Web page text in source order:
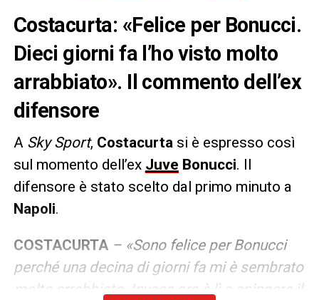
Costacurta: «Felice per Bonucci.
Dieci giorni fa l’ho visto molto
arrabbiato». Il commento dell’ex
difensore
A Sky Sport, Costacurta si è espresso così
sul momento dell’ex Juve Bonucci. Il
difensore è stato scelto dal primo minuto a
Napoli.
COSTACURTA – «Sono felice per Bonucci
perché una decina di giorni fa mi è sembrato
molto arrabbiato. Invece ora è lì a spingere il